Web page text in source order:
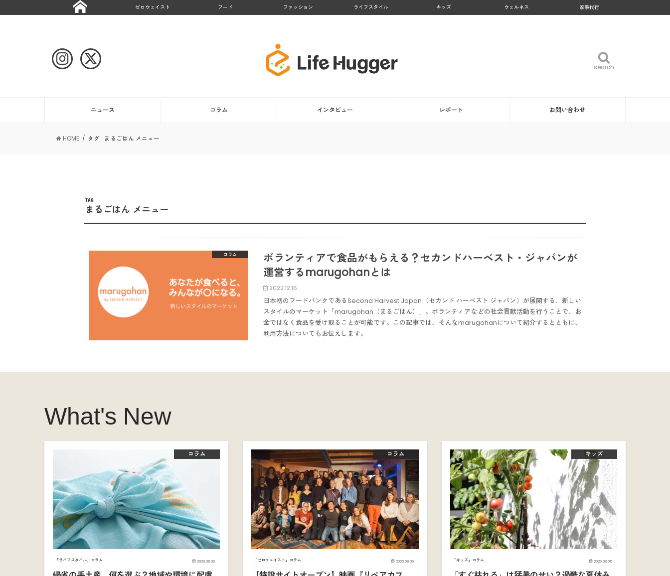
ゼロウェイスト フード ファッション ライフスタイル キッズ ウェルネス 家事代行
search
search
ニュース コラム インタビュー レポート お問い合わせ
HOME タグ : まるごはん メニュー
TAG
まるごはん メニュー
コラム
ボランティアで食品がもらえる？セカンドハーベスト・ジャパンが
運営するmarugohanとは
2022.12.16
日本初のフードバンクであるSecond Harvest Japan（セカンド ハーベスト ジャパン）が展開する、新しい
スタイルのマーケット「marugohan（まるごはん）」。ボランティアなどの社会貢献活動を行うことで、お
金ではなく食品を受け取ることが可能です。この記事では、そんなmarugohanについて紹介するとともに、
利用方法についてもお伝えします。
What's New
コラム
「ライフスタイル」コラム 2026.08.06
コラム
「ゼロウェイスト」コラム 2026.08.06
キッズ
「キッズ」コラム 2026.08.05